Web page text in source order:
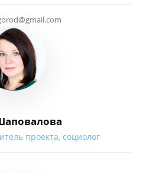
проекта, социолог